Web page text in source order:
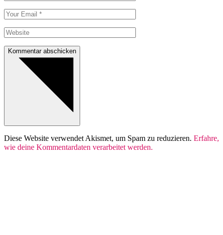
Kommentar abschicken
Diese Website verwendet Akismet, um Spam zu reduzieren. Erfahre,
wie deine Kommentardaten verarbeitet werden.